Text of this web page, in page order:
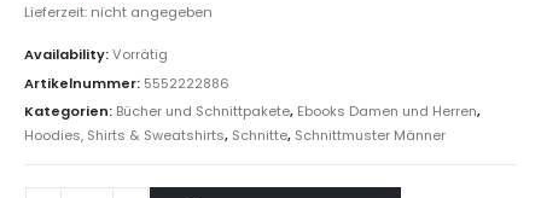
Lieferzeit: nicht angegeben
Availability:Vorrätig
Artikelnummer: 5552222886
Kategorien: Bücher und Schnittpakete, Ebooks Damen und Herren,
Hoodies, Shirts & Sweatshirts, Schnitte, Schnittmuster Männer